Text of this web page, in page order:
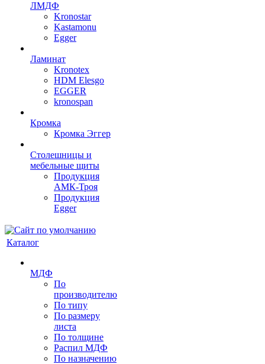
ЛМДФ
Kronostar
Kastamonu
Egger
Ламинат
Kronotex
HDM Elesgo
EGGER
kronospan
Кромка
Кромка Эггер
Столешницы и
мебельные щиты
Продукция
АМК-Троя
Продукция
Egger
Каталог
МДФ
По
производителю
По типу
По размеру
листа
По толщине
Распил МДФ
По назначению